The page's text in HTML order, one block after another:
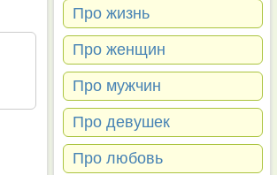
Про жизнь
Про женщин
Про мужчин
Про девушек
Про любовь